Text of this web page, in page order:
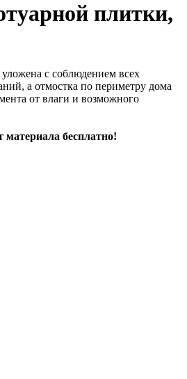
плитки,
уложена с соблюдением всех
а отмостка по периметру дома
от влаги и возможного
материала бесплатно!